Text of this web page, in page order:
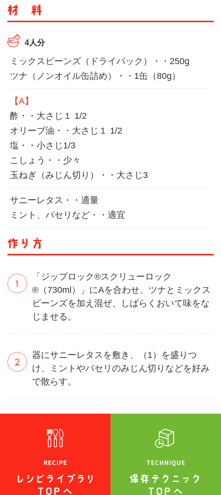
4人分
ミックスビーンズ（ドライパック）・・250g
ツナ（ノンオイル缶詰め）・・1缶（80g）
【A】
酢・・大さじ１ 1/2
オリーブ油・・大さじ１ 1/2
塩・・小さじ1/3
こしょう・・少々
玉ねぎ（みじん切り）・・大さじ3
サニーレタス・・適量
ミント、パセリなど・・適宜
「ジップロック®スクリューロック
®（730ml）」にAを合わせ、ツナとミックス
ビーンズを加え混ぜ、しばらくおいて味をな
じませる。
器にサニーレタスを敷き、（1）を盛りつ
け、ミントやパセリのみじん切りなどを好み
で散らす。